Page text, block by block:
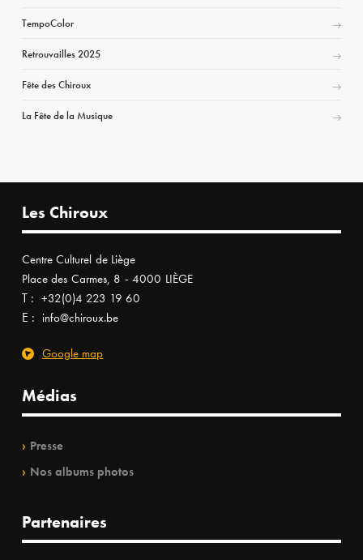
TempoColor
Retrouvailles 2025
Fête des Chiroux
La Fête de la Musique
Les Chiroux
Centre Culturel de Liège
Place des Carmes, 8 - 4000 LIÈGE
T : +32(0)4 223 19 60
E : info@chiroux.be
Google map
Médias
Presse
Nos albums photos
Partenaires